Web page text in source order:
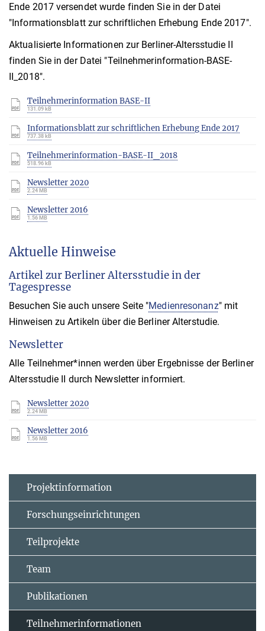
Ende 2017 versendet wurde finden Sie in der Datei
"Informationsblatt zur schriftlichen Erhebung Ende 2017".
Aktualisierte Informationen zur Berliner-Altersstudie II
finden Sie in der Datei "Teilnehmerinformation-BASE-
II_2018".
Teilnehmerinformation BASE-II
131.09 kB
Informationsblatt zur schriftlichen Erhebung Ende 2017
737.38 kB
Teilnehmerinformation-BASE-II_2018
518.96 kB
Newsletter 2020
2.24 MB
Newsletter 2016
1.56 MB
Aktuelle Hinweise
Artikel zur Berliner Altersstudie in der
Tagespresse
Besuchen Sie auch unsere Seite "Medienresonanz" mit
Hinweisen zu Artikeln über die Berliner Alterstudie.
Newsletter
Alle Teilnehmer*innen werden über Ergebnisse der Berliner
Altersstudie II durch Newsletter informiert.
Newsletter 2020
2.24 MB
Newsletter 2016
1.56 MB
Projektinformation
Forschungseinrichtungen
Teilprojekte
Team
Publikationen
Teilnehmerinformationen